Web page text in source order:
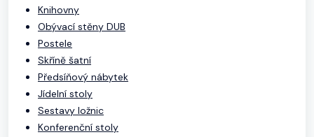
Knihovny
Obývací stěny DUB
Postele
Skříně šatní
Předsíňový nábytek
Jídelní stoly
Sestavy ložnic
Konferenční stoly